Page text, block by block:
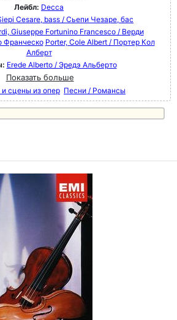
Лейбл: Decca
Cesare, bass / Сьепи Чезаре, бас
Giuseppe Fortunino Francesco / Верди
Франческо Porter, Cole Albert / Портер Кол
Алберт
Erede Alberto / Эредэ Альберто
Показать больше
сцены из опер Песни / Романсы